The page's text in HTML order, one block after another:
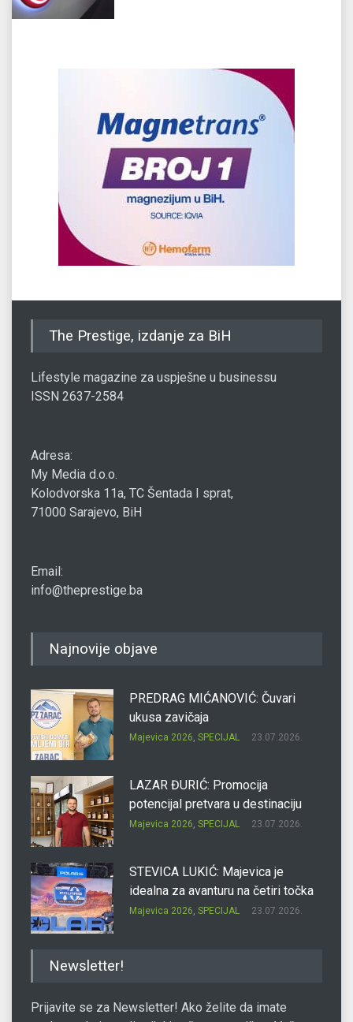
The Prestige, izdanje za BiH
Lifestyle magazine za uspješne u businessu
ISSN 2637-2584
Adresa:
My Media d.o.o.
Kolodvorska 11a, TC Šentada I sprat,
71000 Sarajevo, BiH
Email:
info@theprestige.ba
Najnovije objave
PREDRAG MIĆANOVIĆ: Čuvari
ukusa zavičaja
Majevica 2026, SPECIJAL 23.07.2026.
LAZAR ĐURIĆ: Promocija
potencijal pretvara u destinaciju
Majevica 2026, SPECIJAL 23.07.2026.
STEVICA LUKIĆ: Majevica je
idealna za avanturu na četiri točka
Majevica 2026, SPECIJAL 23.07.2026.
Newsletter!
Prijavite se za Newsletter! Ako želite da imate